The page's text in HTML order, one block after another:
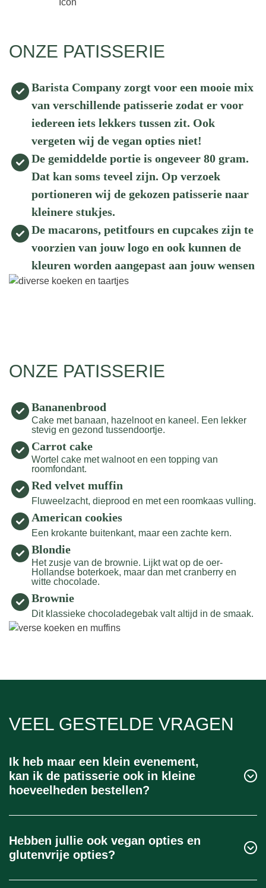
ONZE PATISSERIE
Barista Company zorgt voor een mooie mix
van verschillende patisserie zodat er voor
iedereen iets lekkers tussen zit. Ook
vergeten wij de vegan opties niet!
De gemiddelde portie is ongeveer 80 gram.
Dat kan soms teveel zijn. Op verzoek
portioneren wij de gekozen patisserie naar
kleinere stukjes.
De macarons, petitfours en cupcakes zijn te
voorzien van jouw logo en ook kunnen de
kleuren worden aangepast aan jouw wensen
ONZE PATISSERIE
Bananenbrood
Cake met banaan, hazelnoot en kaneel. Een lekker
stevig en gezond tussendoortje.
Carrot cake
Wortel cake met walnoot en een topping van
roomfondant.
Red velvet muffin
Fluweelzacht, dieprood en met een roomkaas vulling.
American cookies
Een krokante buitenkant, maar een zachte kern.
Blondie
Het zusje van de brownie. Lijkt wat op de oer-
Hollandse boterkoek, maar dan met cranberry en
witte chocolade.
Brownie
Dit klassieke chocoladegebak valt altijd in de smaak.
VEEL GESTELDE VRAGEN
Ik heb maar een klein evenement,
kan ik de patisserie ook in kleine
hoeveelheden bestellen?
Absoluut. We stemmen de hoeveelheid gewoon af
op de aanwezige gasten, hoe groot of hoe klein het
evenement ook is.
Hebben jullie ook vegan opties en
glutenvrije opties?
Ja, dat hebben wij zeker. Graag kijken wij per